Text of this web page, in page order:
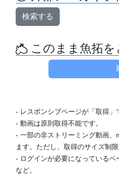
検索する
このまま魚拓を
- レスポンシブページが「取得」
- 動画は原則取得不能です。
- 一部の非ストリーミング動画
ます。ただし、取得のサイズ制
- ログインが必要になっている
など。